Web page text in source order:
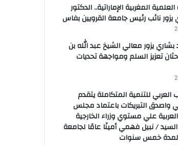
المغربية الإماراتية.. الدكتور
نائب رئيس جامعة القرويين بفاس
يزور معالي الشيخ عبد الله بن
تعزيز السلم ومواجهة تحديات
للتنمية المتكاملة يتقدم
واصدق التبريكات باعتماد مجلس
علي مستوي وزراء الخارجية
/ نبيل فهمي أمينًا عامًا لجامعة
لمدة خمس سنوات